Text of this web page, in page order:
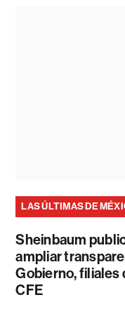
LAS ÚLTIMAS DE
Sheinbaum
ampliar
Gobierno, filiales
CFE